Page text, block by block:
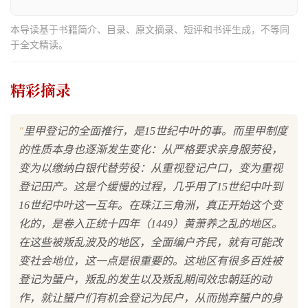
本导读基于书籍简介、目录、原文摘录、短评和书评生成，不等同
于全文精读。
精彩摘录
"里甲登记的全面推行，是15世纪中叶的事。而里甲制度
的性质本身也逐渐发生变化：从严格要求亲身服劳役，
变为以缴纳白银代替劳役：从重视登记户口，变为重视
登记田产。这是个缓慢的过程，几乎用了15世纪中叶到
16世纪中叶这一互年。在珠江三角洲，真正开始这个变
化的，是卷入正统十四年（1449）黄萧养之乱的地区。
在这些被叛乱波及的地区，全面编户齐民，就有可能改
变社会地位，这一点是很重要的。这地区有很多百姓被
登记为蜑户，叛乱的发生以及叛乱期间效忠朝廷的动
作，就让蜑户们有机会登记为民户，从而抛弃蜑户的身